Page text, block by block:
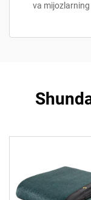
va